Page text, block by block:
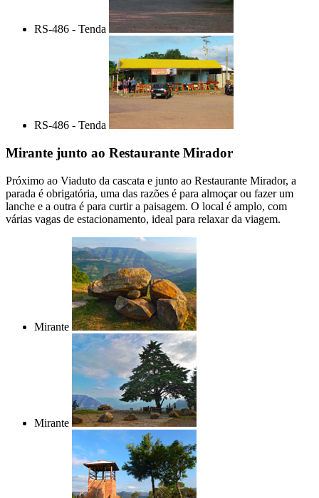
RS-486 - Tenda
RS-486 - Tenda
Mirante junto ao Restaurante Mirador
Próximo ao Viaduto da cascata e junto ao Restaurante Mirador, a
parada é obrigatória, uma das razões é para almoçar ou fazer um
lanche e a outra é para curtir a paisagem. O local é amplo, com
várias vagas de estacionamento, ideal para relaxar da viagem.
Mirante
Mirante